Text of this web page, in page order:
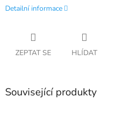
Detailní informace
ZEPTAT SE HLÍDAT
Související produkty